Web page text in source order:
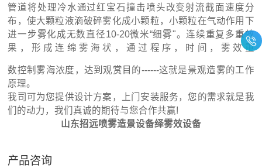
管道将处理冷水通过红宝石撞击喷头改变射流截面速度分
布，使大颗粒液滴破碎雾化成小颗粒，小颗粒在气动作用下
进一步雾化成无数直径10-20微米“细雾"。连续重复多重效
果，形成连绵雾海状，通过程序，时间，雾效重
数控制雾海浓度，达到观赏目的------这就是景观造雾的工作
原理。
我司可为您提供设计方案，上门安装服务，您的需求就是我
们的动力，我们真诚的期待与您合作共赢!
山东招远喷雾造景设备绎雾效设备
产品咨询